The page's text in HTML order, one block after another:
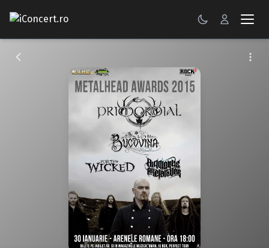
CONCERTE